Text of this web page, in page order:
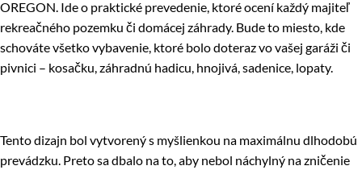
OREGON. Ide o praktické prevedenie, ktoré ocení každý majiteľ
rekreačného pozemku či domácej záhrady. Bude to miesto, kde
schováte všetko vybavenie, ktoré bolo doteraz vo vašej garáži či
pivnici – kosačku, záhradnú hadicu, hnojivá, sadenice, lopaty.
Tento dizajn bol vytvorený s myšlienkou na maximálnu dlhodobú
prevádzku. Preto sa dbalo na to, aby nebol náchylný na zničenie